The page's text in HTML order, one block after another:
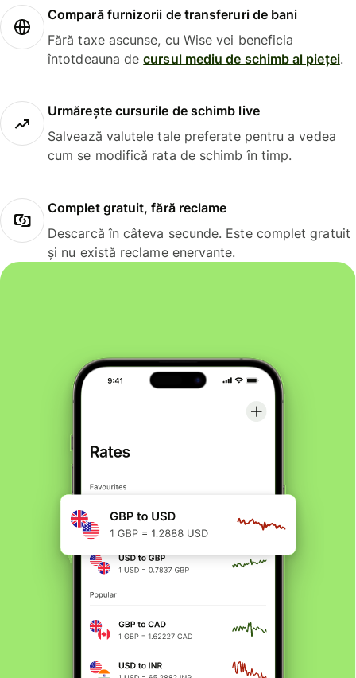
Compară furnizorii de transferuri de bani
Fără taxe ascunse, cu Wise vei beneficia
întotdeauna decursul mediu de schimb al pieței.
Urmărește cursurile de schimb live
Salvează valutele tale preferate pentru a vedea
cum se modifică rata de schimb în timp.
Complet gratuit, fără reclame
Descarcă în câteva secunde. Este complet gratuit
și nu există reclame enervante.